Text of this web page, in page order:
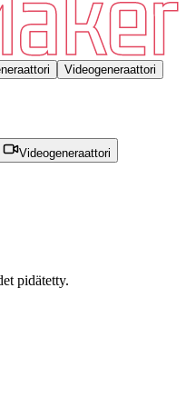
Videogeneraattori
Videogeneraattori
pidätetty.